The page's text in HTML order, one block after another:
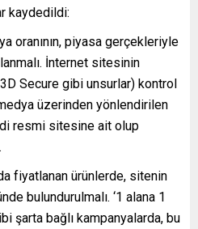
kaydedildi:
oranının, piyasa gerçekleriyle
İnternet sitesinin
Secure gibi unsurlar) kontrol
üzerinden yönlendirilen
resmi sitesine ait olup
fiyatlanan ürünlerde, sitenin
bulundurulmalı. ‘1 alana 1
şarta bağlı kampanyalarda, bu